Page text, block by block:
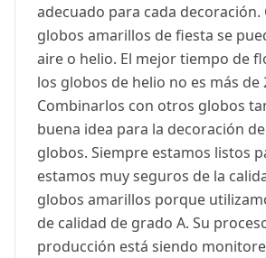
adecuado para cada decoración.
globos amarillos de fiesta se
aire o helio. El mejor tiempo de
los globos de helio no es más de
Combinarlos con otros globos
buena idea para la decoración
globos. Siempre estamos listos
estamos muy seguros de la
globos amarillos porque
de calidad de grado A. Su
producción está siendo